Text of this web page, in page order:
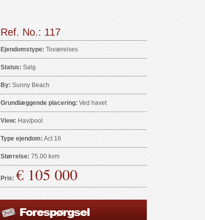
Ref. No.: 117
Ejendomstype: Toværelses
Status: Salg
By: Sunny Beach
Grundlæggende placering: Ved havet
View: Hav/pool
Type ejendom: Act 16
Størrelse: 75.00 kvm
Pris: € 105 000